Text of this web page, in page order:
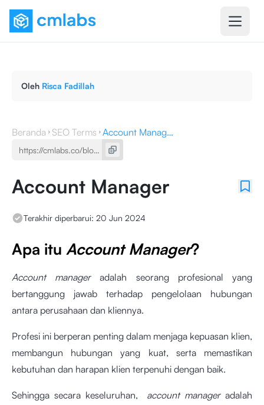
Oleh Risca Fadillah
Beranda SEO Terms Account Manager
Account Manager
Terakhir diperbarui: 20 Jun 2024
Apa itu Account Manager?
Account manageradalah seorang profesional yang
bertanggung jawab terhadap pengelolaan hubungan
antara perusahaan dan kliennya.
Profesi ini berperan penting dalam menjaga kepuasan klien,
membangun hubungan yang kuat, serta memastikan
kebutuhan dan harapan klien terpenuhi dengan baik.
Sehingga secara keseluruhan, account manageradalah